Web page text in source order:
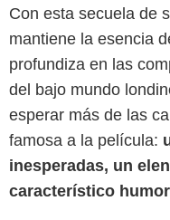
Con esta secuela de
mantiene la esencia
profundiza en las
del bajo mundo
esperar más de las
famosa a la película:
inesperadas, un
característico